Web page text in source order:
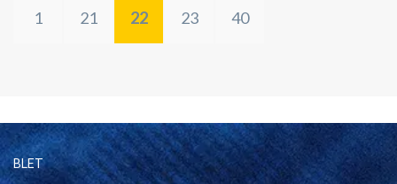
1 21 22 23 40
BLET